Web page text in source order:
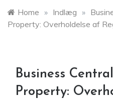
Home » Indlæg »
Property: Overholdelse af
Business
Property: